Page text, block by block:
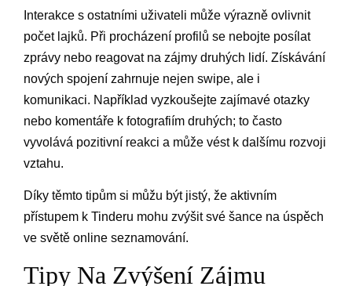
Interakce s ostatními uživateli může výrazně ovlivnit
počet lajků. Při procházení profilů se nebojte posílat
zprávy nebo reagovat na zájmy druhých lidí. Získávání
nových spojení zahrnuje nejen swipe, ale i
komunikaci. Například vyzkoušejte zajímavé otazky
nebo komentáře k fotografiím druhých; to často
vyvolává pozitivní reakci a může vést k dalšímu rozvoji
vztahu.
Díky těmto tipům si můžu být jistý, že aktivním
přístupem k Tinderu mohu zvýšit své šance na úspěch
ve světě online seznamování.
Tipy Na Zvýšení Zájmu